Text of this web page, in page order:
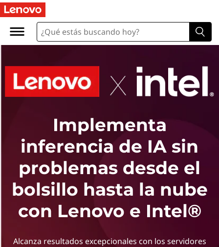
Implementa
inferencia de IA sin
problemas desde el
bolsillo hasta la nube
con Lenovo e Intel®
Alcanza resultados excepcionales con los servidores